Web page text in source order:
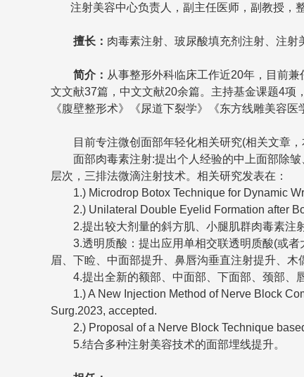
注射美容中心负责人，副主任医师，副教授，
擅长： 肉毒素注射、玻尿酸填充剂注射、注射
简介： 从事整形外科临床工作近20年，目前
文文献37篇，中文文献20余篇。主持基金课题4项
《腹壁整形术》《尿道下裂学》《东方线雕美容
目前专注微创面部年轻化相关研究(相关文章，
面部肉毒素注射:提出个人经验的中上面部除皱
层次，三排法微滴注射技术。相关研究发表在：
1.) Microdrop Botox Technique for Dynamic
2.) Unilateral Double Eyelid Formation after
2.提出较大剂量的斜方肌、小腿肌群肉毒素注射
3.透明质酸：提出应用单相交联透明质酸(或者
眉、下睑、中面部提升、鼻唇沟垂直注射提升、木
4.提出全新的额部、中面部、下面部、颈部、唇
1.) A New Injection Method of Nerve Block
Surg.2023, accepted.
2.) Proposal of a Nerve Block Technique based
5.结合多种注射美容技术的面部埋线提升。